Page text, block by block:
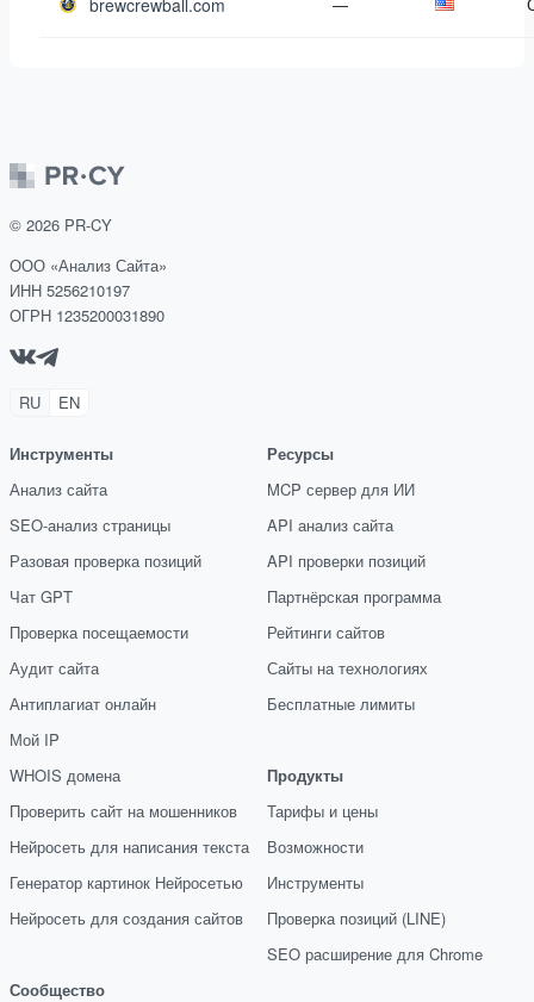
brewcrewball.com
© 2026 PR-CY
ООО «Анализ Сайта»
ИНН 5256210197
ОГРН 1235200031890
RU EN
Инструменты
Анализ сайта
SEO-анализ страницы
Разовая проверка позиций
Чат GPT
Проверка посещаемости
Аудит сайта
Антиплагиат онлайн
Мой IP
WHOIS домена
Проверить сайт на мошенников
Нейросеть для написания текста
Генератор картинок Нейросетью
Нейросеть для создания сайтов
Сообщество
Ресурсы
MCP сервер для ИИ
API анализ сайта
API проверки позиций
Партнёрская программа
Рейтинги сайтов
Сайты на технологиях
Бесплатные лимиты
Продукты
Тарифы и цены
Возможности
Инструменты
Проверка позиций (LINE)
SEO расширение для Chrome